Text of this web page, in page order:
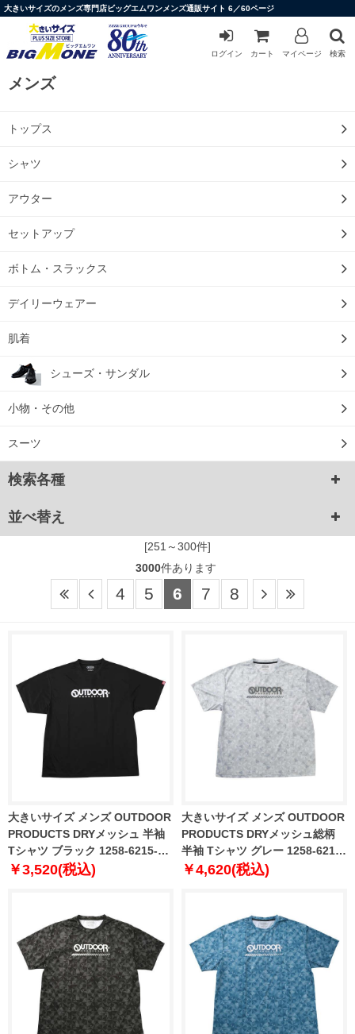
大きいサイズのメンズ専門店ビッグエムワンメンズ通販サイト 6／60ページ
ログイン カート マイページ 検索
メンズ
トップス
シャツ
アウター
セットアップ
ボトム・スラックス
デイリーウェアー
肌着
シューズ・サンダル
小物・その他
スーツ
検索各種
並べ替え
[251～300件]
3000件あります
4 5 6 7 8
大きいサイズ メンズ OUTDOOR
PRODUCTS DRYメッシュ 半袖
Tシャツ ブラック 1258-6215-2
3L 4L 5L 6L 7L 8L
￥3,520(税込)
大きいサイズ メンズ OUTDOOR
PRODUCTS DRYメッシュ総柄
半袖 Tシャツ グレー 1258-6216-
1 3L 4L 5L 6L 7L 8L
￥4,620(税込)